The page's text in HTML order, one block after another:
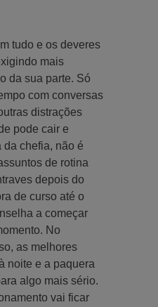
tudo e os deveres
mais
da sua parte. Só
com conversas
distrações
pode cair e
da chefia, não é
de rotina
depois do
de curso até o
a começar
No
as melhores
noite e a paquera
algo mais sério.
vai ficar